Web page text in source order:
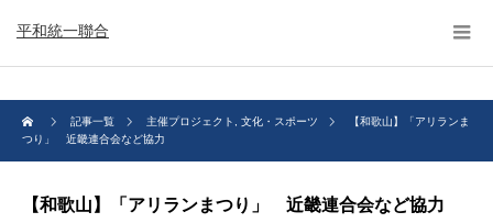
平和統一聯合
記事一覧 主催プロジェクト 文化・スポーツ
【和歌山】「アリランま
つり」 近畿連合会など協力
【和歌山】「アリランまつり」 近畿連合会など協力